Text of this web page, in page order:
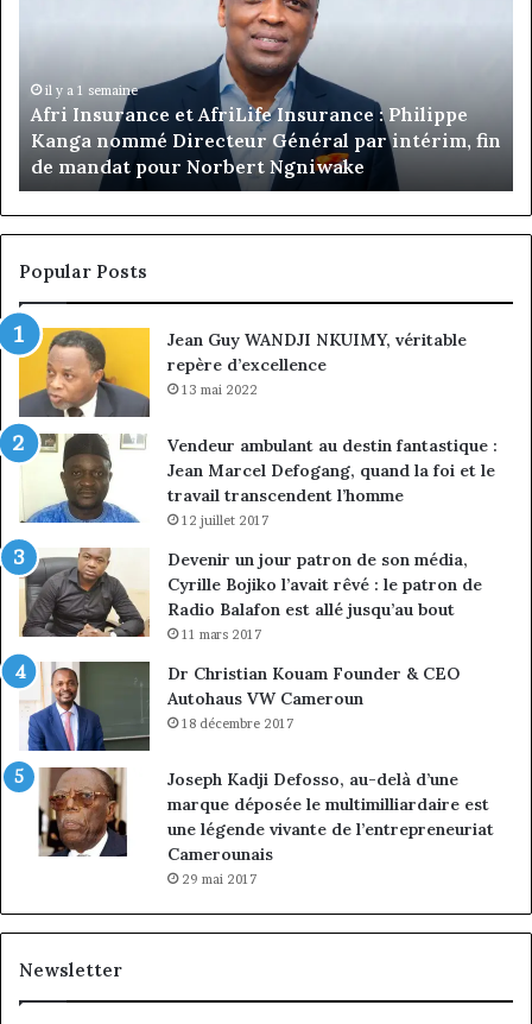
Philippe
Kanga
nommé
Directeur
Général
par
intérim,
fin
mandat
pour
Norbert
Ngniwake
il y a 1 semaine
Afri Insurance et AfriLife Insurance : Philippe
Kanga nommé Directeur Général par intérim, fin
de mandat pour Norbert Ngniwake
Popular Posts
Jean Guy WANDJI NKUIMY, véritable
repère d’excellence
13 mai 2022
Vendeur ambulant au destin fantastique :
Jean Marcel Defogang, quand la foi et le
travail transcendent l’homme
12 juillet 2017
Devenir un jour patron de son média,
Cyrille Bojiko l’avait rêvé : le patron de
Radio Balafon est allé jusqu’au bout
11 mars 2017
Dr Christian Kouam Founder & CEO
Autohaus VW Cameroun
18 décembre 2017
Joseph Kadji Defosso, au-delà d’une
marque déposée le multimilliardaire est
une légende vivante de l’entrepreneuriat
Camerounais
29 mai 2017
Newsletter